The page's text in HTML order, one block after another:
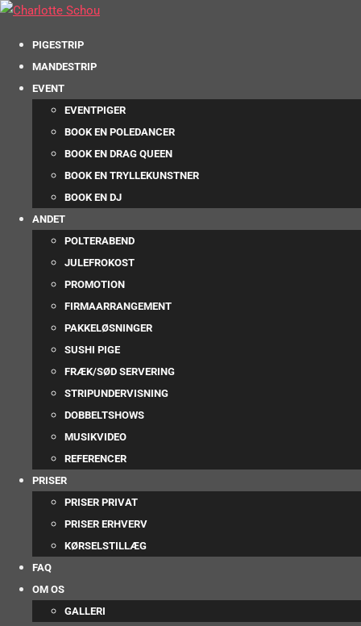
PIGESTRIP
MANDESTRIP
EVENT
EVENTPIGER
BOOK EN POLEDANCER
BOOK EN DRAG QUEEN
BOOK EN TRYLLEKUNSTNER
BOOK EN DJ
ANDET
POLTERABEND
JULEFROKOST
PROMOTION
FIRMAARRANGEMENT
PAKKELØSNINGER
SUSHI PIGE
FRÆK/SØD SERVERING
STRIPUNDERVISNING
DOBBELTSHOWS
MUSIKVIDEO
REFERENCER
PRISER
PRISER PRIVAT
PRISER ERHVERV
KØRSELSTILLÆG
FAQ
OM OS
GALLERI